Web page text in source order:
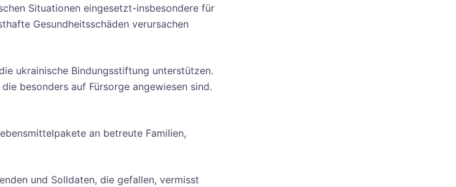
Situationen eingesetzt-insbesondere für
Gesundheitsschäden verursachen
ukrainische Bindungsstiftung unterstützen.
besonders auf Fürsorge angewiesen sind.
an betreute Familien,
und Solldaten, die gefallen, vermisst